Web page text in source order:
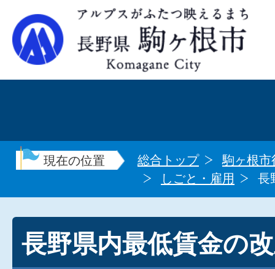
現在の位置 総合トップ
駒ヶ根市
しごと・雇用
長
長野県内最低賃金の